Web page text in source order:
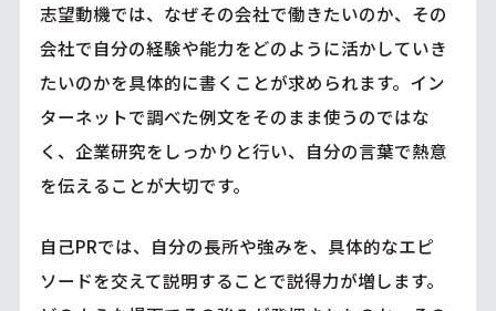
志望動機では、なぜその会社で働きたいのか、その
会社で自分の経験や能力をどのように活かしていき
たいのかを具体的に書くことが求められます。イン
ターネットで調べた例文をそのまま使うのではな
く、企業研究をしっかりと行い、自分の言葉で熱意
を伝えることが大切です。
自己PRでは、自分の長所や強みを、具体的なエピ
ソードを交えて説明することで説得力が増します。